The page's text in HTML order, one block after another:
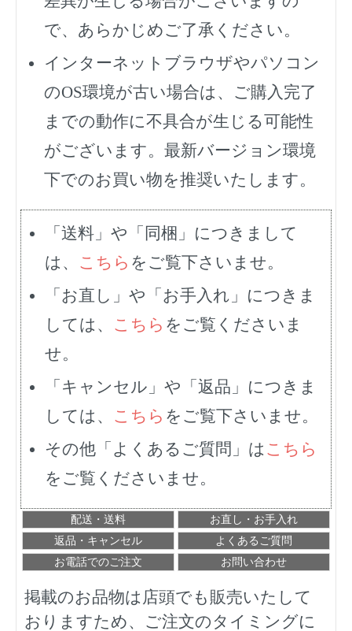
で、あらかじめご了承ください。
インターネットブラウザやパソコン
のOS環境が古い場合は、ご購入完了
までの動作に不具合が生じる可能性
がございます。最新バージョン環境
下でのお買い物を推奨いたします。
「送料」や「同梱」につきまして
は、 こちら をご覧下さいませ。
「お直し」や「お手入れ」につきま
しては、 こちら をご覧くださいま
せ。
「キャンセル」や「返品」につきま
しては、 こちら をご覧下さいませ。
その他「よくあるご質問」は こちら
をご覧くださいませ。
配送・送料
お直し・お手入れ
返品・キャンセル
よくあるご質問
お電話でのご注文
お問い合わせ
掲載のお品物は店頭でも販売いたして
おりますため、ご注文のタイミングに